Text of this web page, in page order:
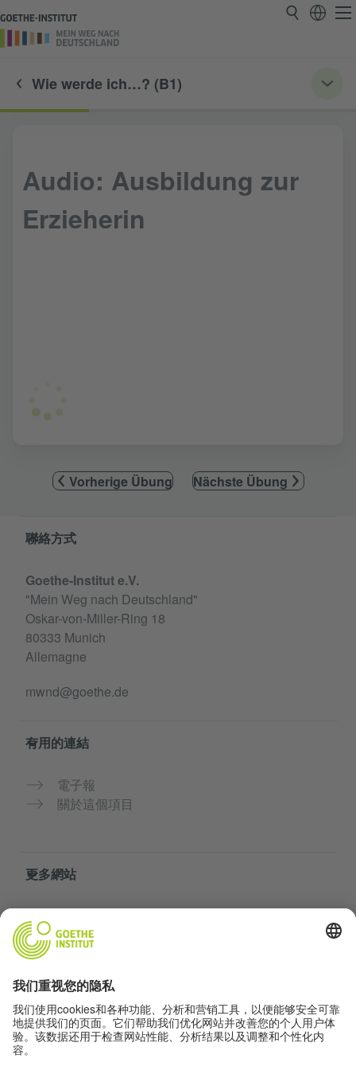
Wie werde ich…? (B1)
Audio: Ausbildung zur
Erzieherin
Vorherige Übung Nächste Übung
Information and services
聯絡方式
Goethe-Institut e.V.
"Mein Weg nach Deutschland"
Oskar-von-Miller-Ring 18
80333 Munich
Allemagne
mwnd@goethe.de
有用的連結
電子報
關於這個項目
更多網站
免費練習德語
歌德學院的德語課程
隱私與無障礙